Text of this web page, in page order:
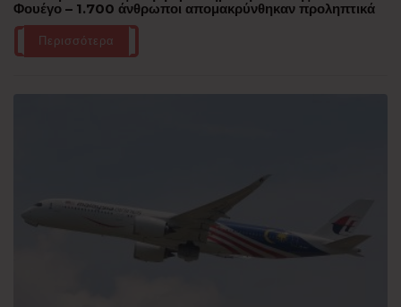
Φουέγο – 1.700 άνθρωποι απομακρύνθηκαν προληπτικά
Περισσότερα